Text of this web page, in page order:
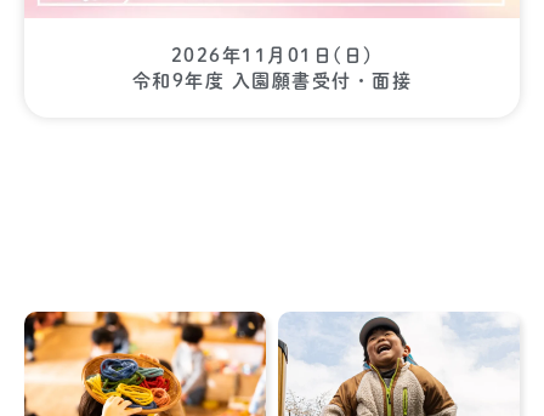
2026年11月01日(日)
令和9年度 入園願書受付・面接